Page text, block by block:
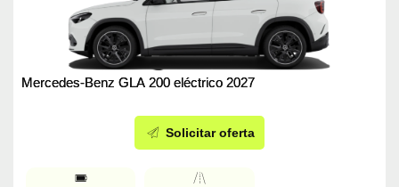
Mercedes-Benz GLA 200 eléctrico 2027
Solicitar oferta